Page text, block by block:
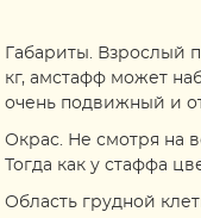
Габариты. Взрослый
кг, амстафф может
очень подвижный и
Окрас. Не смотря на
Тогда как у стаффа
Область грудной